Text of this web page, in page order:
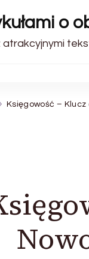
o
Księgowość –